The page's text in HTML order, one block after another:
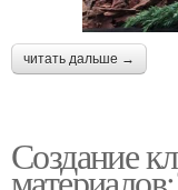
читать дальше →
Создание